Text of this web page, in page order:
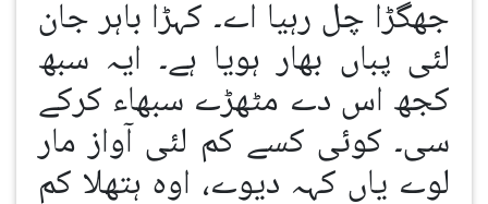
جھگڑا چل رہیا اے۔ کہڑا باہر جان
لئی پباں بھار ہویا ہے۔ ایہ سبھ
کجھ اس دے مٹھڑے سبھاء کرکے
سی۔ کوئی کسے کم لئی آواز مار
لوے یاں کہہ دیوے، اوہ ہتھلا کم